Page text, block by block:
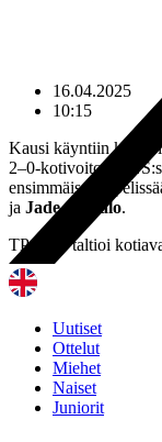
Uutiset
Ottelut
Miehet
Naiset
Juniorit
16.04.2025
10:15
Kausi käyntiin
2–0-kotivoiton
ensimmäisessä
ja Jade Sinisalo.
TPS TV taltioi